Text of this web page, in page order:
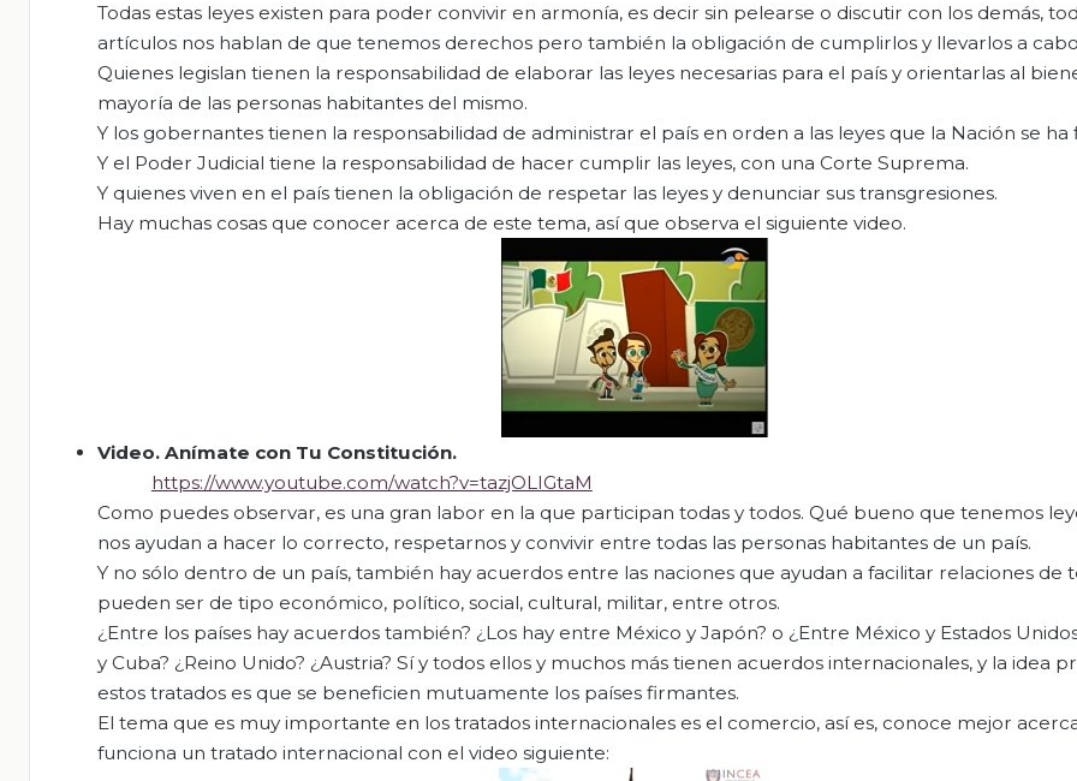
Todas estas leyes existen para poder convivir en armonía, es decir sin pelearse o discutir con los demás,
artículos nos hablan de que tenemos derechos pero también la obligación de cumplirlos y llevarlos a
Quienes legislan tienen la responsabilidad de elaborar las leyes necesarias para el país y orientarlas al
mayoría de las personas habitantes del mismo.
Y los gobernantes tienen la responsabilidad de administrar el país en orden a las leyes que la Nación se ha
Y el Poder Judicial tiene la responsabilidad de hacer cumplir las leyes, con una Corte Suprema.
Y quienes viven en el país tienen la obligación de respetar las leyes y denunciar sus transgresiones.
Hay muchas cosas que conocer acerca de este tema, así que observa el siguiente video.
Video. Anímate con Tu Constitución.
https://www.youtube.com/watch?v=tazjOLIGtaM
Como puedes observar, es una gran labor en la que participan todas y todos. Qué bueno que tenemos
nos ayudan a hacer lo correcto, respetarnos y convivir entre todas las personas habitantes de un país.
Y no sólo dentro de un país, también hay acuerdos entre las naciones que ayudan a facilitar relaciones de
pueden ser de tipo económico, político, social, cultural, militar, entre otros.
¿Entre los países hay acuerdos también? ¿Los hay entre México y Japón? o ¿Entre México y Estados
y Cuba? ¿Reino Unido? ¿Austria? Sí y todos ellos y muchos más tienen acuerdos internacionales, y la idea
estos tratados es que se beneficien mutuamente los países firmantes.
El tema que es muy importante en los tratados internacionales es el comercio, así es, conoce mejor
funciona un tratado internacional con el video siguiente: